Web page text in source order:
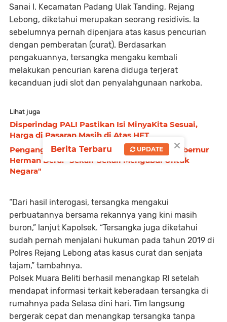
Sanai I, Kecamatan Padang Ulak Tanding, Rejang
Lebong, diketahui merupakan seorang residivis. Ia
sebelumnya pernah dipenjara atas kasus pencurian
dengan pemberatan (curat). Berdasarkan
pengakuannya, tersangka mengaku kembali
melakukan pencurian karena diduga terjerat
kecanduan judi slot dan penyalahgunaan narkoba.
Lihat juga
Disperindag PALI Pastikan Isi MinyaKita Sesuai,
Harga di Pasaran Masih di Atas HET
Pengangkatan CASN di Sumsel Ditunda, Gubernur
Herman Deru: "Sekali-Sekali Mengabdi Untuk
Negara"
“Dari hasil interogasi, tersangka mengakui
perbuatannya bersama rekannya yang kini masih
buron,” lanjut Kapolsek. “Tersangka juga diketahui
sudah pernah menjalani hukuman pada tahun 2019 di
Polres Rejang Lebong atas kasus curat dan senjata
tajam,” tambahnya.
Polsek Muara Beliti berhasil menangkap RI setelah
mendapat informasi terkait keberadaan tersangka di
rumahnya pada Selasa dini hari. Tim langsung
bergerak cepat dan menangkap tersangka tanpa
×
Berita Terbaru UPDATE